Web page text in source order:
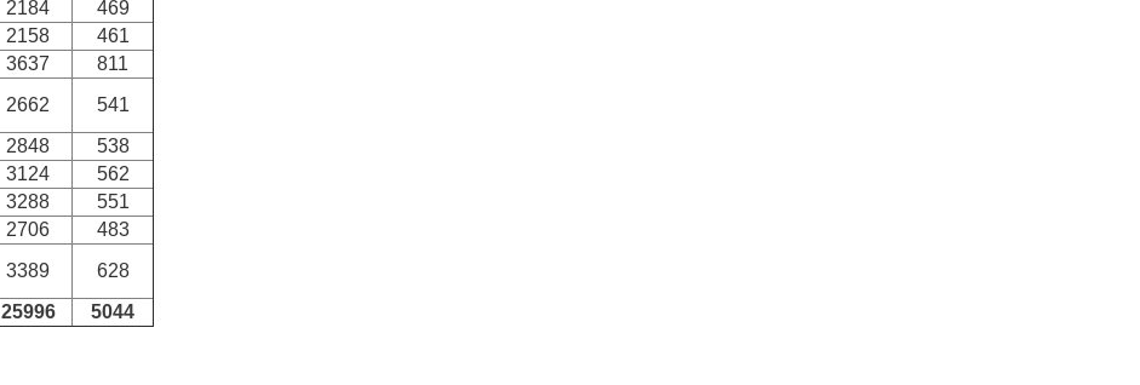
2184
469
2158
461
3637
811
2662
541
2848
538
3124
562
3288
551
2706
483
3389
628
25996 5044